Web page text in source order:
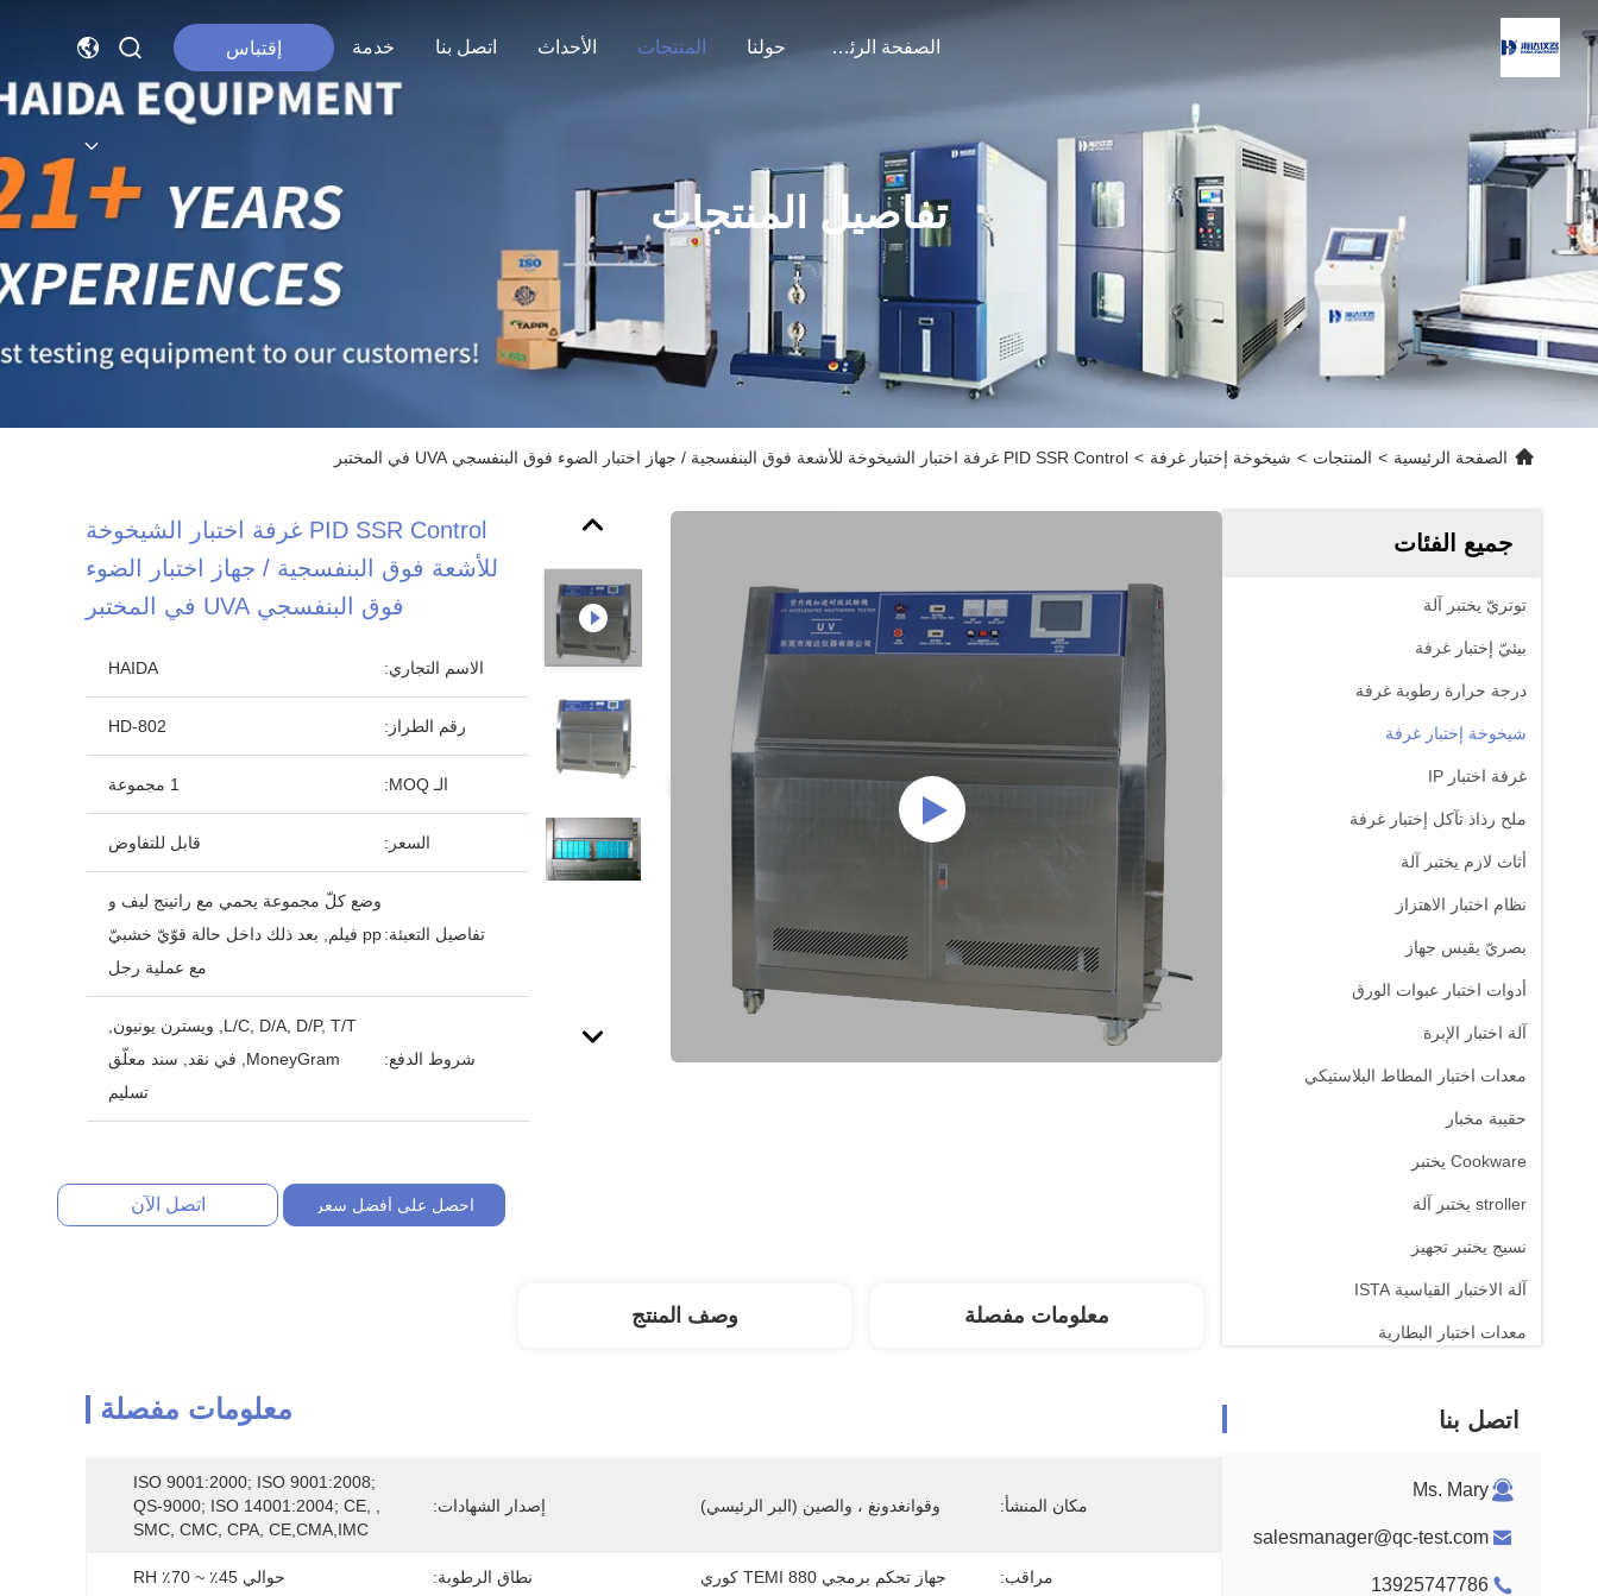
الصفحة الرئيسية حولنا المنتجات الأحداث اتصل بنا خدمة إقتباس
تفاصيل المنتجات
الصفحة الرئيسية > المنتجات > شيخوخة إختبار غرفة > PID SSR Control غرفة اختبار الشيخوخة للأشعة فوق البنفسجية / جهاز اختبار الضوء فوق البنفسجي UVA في المختبر
جميع الفئات
توتريّ يختبر آلة
بيئيّ إختبار غرفة
درجة حرارة رطوبة غرفة
شيخوخة إختبار غرفة
غرفة اختبار IP
ملح رذاذ تآكل إختبار غرفة
أثاث لازم يختبر آلة
نظام اختبار الاهتزاز
بصريّ يقيس جهاز
أدوات اختبار عبوات الورق
آلة اختبار الإبرة
معدات اختبار المطاط البلاستيكي
حقيبة مخبار
Cookware يختبر
stroller يختبر آلة
نسيج يختبر تجهيز
آلة الاختبار القياسية ISTA
معدات اختبار البطارية
معدات اختبار قابلية الإشتعال
اتصل بنا
Ms. Mary
salesmanager@qc-test.com
13925747786
PID SSR Control غرفة اختبار الشيخوخة
للأشعة فوق البنفسجية / جهاز اختبار الضوء
فوق البنفسجي UVA في المختبر
الاسم التجاري: HAIDA
رقم الطراز: HD-802
الـ MOQ: 1 مجموعة
السعر: قابل للتفاوض
تفاصيل التعبئة:
وضع كلّ مجموعة يحمي مع راتينج ليف و
pp فيلم, بعد ذلك داخل حالة قوّيّ خشبيّ
مع عملية رجل
شروط الدفع:
L/C, D/A, D/P, T/T, ويسترن يونيون,
MoneyGram, في نقد, سند معلّق
تسليم
احصل على أفضل سعر اتصل الآن
معلومات مفصلة وصف المنتج
معلومات مفصلة
مكان المنشأ: وقوانغدونغ ، والصين (البر الرئيسي) إصدار الشهادات:
ISO 9001:2000; ISO 9001:2008;
QS-9000; ISO 14001:2004; CE, ,
SMC, CMC, CPA, CE,CMA,IMC
مراقب: جهاز تحكم برمجي TEMI 880 كوري نطاق الرطوبة: حوالي 45٪ ~ 70٪ RH